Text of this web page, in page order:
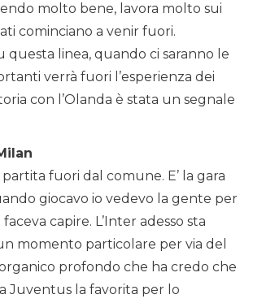
molto bene, lavora molto sui
cominciano a venir fuori.
questa linea, quando ci saranno le
verrà fuori l’esperienza dei
con l’Olanda è stata un segnale
partita fuori dal comune. E’ la gara
giocavo io vedevo la gente per
capire. L’Inter adesso sta
momento particolare per via del
profondo che ha credo che
Juventus la favorita per lo